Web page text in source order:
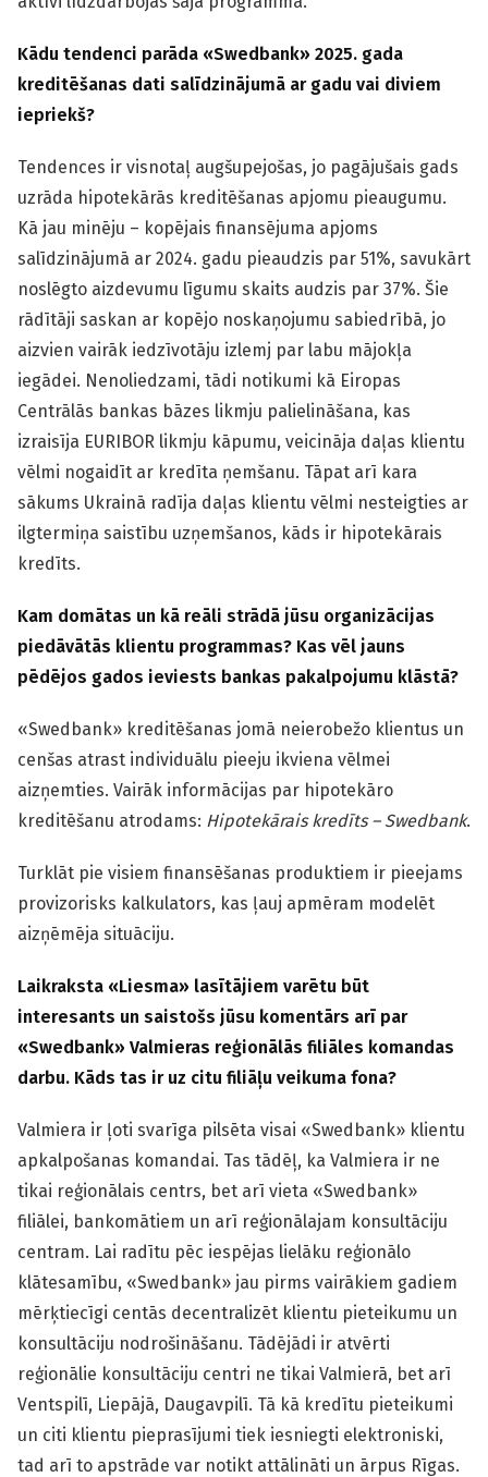
Kādu tendenci parāda «Swedbank» 2025. gada
kreditēšanas dati salīdzinājumā ar gadu vai diviem
iepriekš?
Tendences ir visnotaļ augšupejošas, jo pagājušais gads
uzrāda hipotekārās kreditēšanas apjomu pieaugumu.
Kā jau minēju – kopējais finansējuma apjoms
salīdzinājumā ar 2024. gadu pieaudzis par 51%, savukārt
noslēgto aizdevumu līgumu skaits audzis par 37%. Šie
rādītāji saskan ar kopējo noskaņojumu sabiedrībā, jo
aizvien vairāk iedzīvotāju izlemj par labu mājokļa
iegādei. Nenoliedzami, tādi notikumi kā Eiropas
Centrālās bankas bāzes likmju palielināšana, kas
izraisīja EURIBOR likmju kāpumu, veicināja daļas klientu
vēlmi nogaidīt ar kredīta ņemšanu. Tāpat arī kara
sākums Ukrainā radīja daļas klientu vēlmi nesteigties ar
ilgtermiņa saistību uzņemšanos, kāds ir hipotekārais
kredīts.
Kam domātas un kā reāli strādā jūsu organizācijas
piedāvātās klientu programmas? Kas vēl jauns
pēdējos gados ieviests bankas pakalpojumu klāstā?
«Swedbank» kreditēšanas jomā neierobežo klientus un
cenšas atrast individuālu pieeju ikviena vēlmei
aizņemties. Vairāk informācijas par hipotekāro
kreditēšanu atrodams: Hipotekārais kredīts – Swedbank.
Turklāt pie visiem finansēšanas produktiem ir pieejams
provizorisks kalkulators, kas ļauj apmēram modelēt
aizņēmēja situāciju.
Laikraksta «Liesma» lasītājiem varētu būt
interesants un saistošs jūsu komentārs arī par
«Swedbank» Valmieras reģionālās filiāles komandas
darbu. Kāds tas ir uz citu filiāļu veikuma fona?
Valmiera ir ļoti svarīga pilsēta visai «Swedbank» klientu
apkalpošanas komandai. Tas tādēļ, ka Valmiera ir ne
tikai reģionālais centrs, bet arī vieta «Swedbank»
filiālei, bankomātiem un arī reģionālajam konsultāciju
centram. Lai radītu pēc iespējas lielāku reģionālo
klātesamību, «Swedbank» jau pirms vairākiem gadiem
mērķtiecīgi centās decentralizēt klientu pieteikumu un
konsultāciju nodrošināšanu. Tādējādi ir atvērti
reģionālie konsultāciju centri ne tikai Valmierā, bet arī
Ventspilī, Liepājā, Daugavpilī. Tā kā kredītu pieteikumi
un citi klientu pieprasījumi tiek iesniegti elektroniski,
tad arī to apstrāde var notikt attālināti un ārpus Rīgas.